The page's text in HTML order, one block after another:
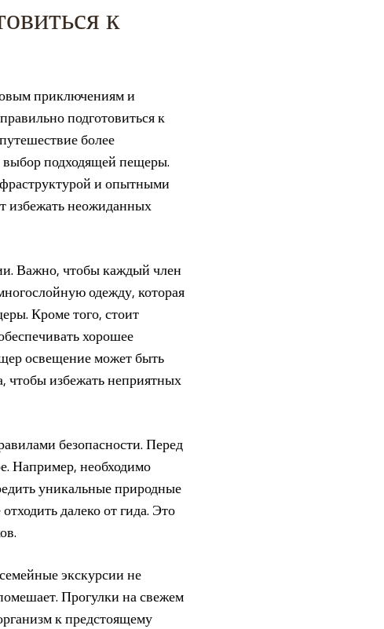
к
приключениям и
подготовиться к
более
выбор подходящей пещеры.
и опытными
избежать неожиданных
Важно, чтобы каждый член
одежду, которая
Кроме того, стоит
хорошее
освещение может быть
чтобы избежать неприятных
безопасности. Перед
Например, необходимо
уникальные природные
далеко от гида. Это
экскурсии не
Прогулки на свежем
к предстоящему